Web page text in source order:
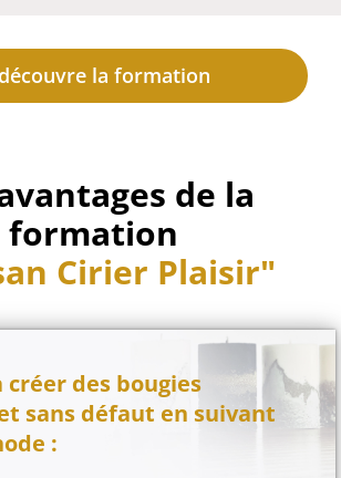
découvre la formation
de la
formation
Cirier Plaisir"
créer des bougies
sans défaut en suivant
: